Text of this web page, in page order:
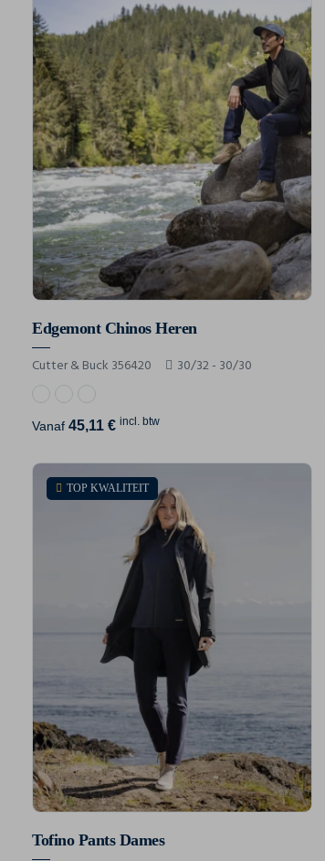
Edgemont Chinos Heren
Cutter & Buck 356420 30/32 - 30/30
Vanaf 45,11 € incl. btw
TOP KWALITEIT
Tofino Pants Dames